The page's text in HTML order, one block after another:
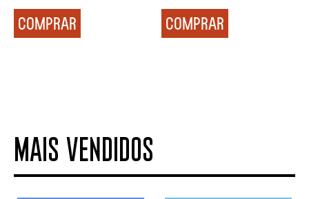
COMPRAR
COMPRAR
MAIS VENDIDOS